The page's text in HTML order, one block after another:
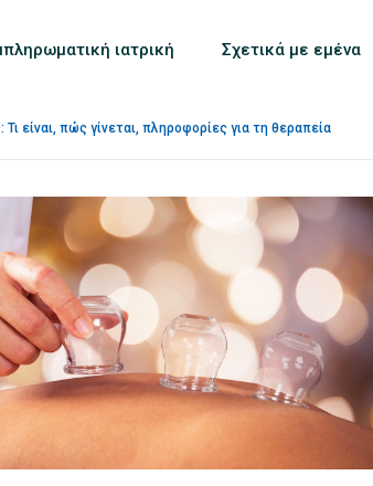
ιατρική Σχετικά με εμένα
είναι, πώς γίνεται, πληροφορίες για τη θεραπεία